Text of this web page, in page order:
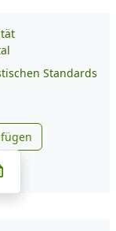
Standards
Google
auf Telegram
X